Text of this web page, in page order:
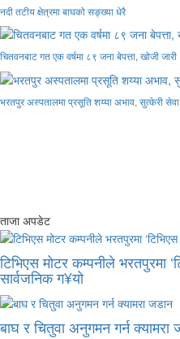
नदी तटीय क्षेत्रमा बाघको सङ्ख्या धेरै
चितवनबाट गत एक वर्षमा ८९ जना बेपत्ता, खोजी जारी
भरतपुर अस्पतालमा प्रसूति शय्या अभाव, सुत्केरी सेवा
ताजा अपडेट
टिभिएस मोटर कम्पनीले भरतपुरमा
सार्वजनिक ग¥यो
बाघ र चितुवा अनुगमन गर्न क्यामरा